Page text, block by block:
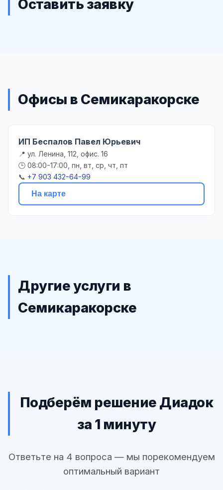
Оставить заявку
Офисы в Семикаракорске
ИП Беспалов Павел Юрьевич
📍 ул. Ленина, 112, офис. 16
🕒 08:00-17:00, пн, вт, ср, чт, пт
📞 +7 903 432-64-99
На карте
Другие услуги в
Семикаракорске
Подберём решение Диадок
за 1 минуту
Ответьте на 4 вопроса — мы порекомендуем
оптимальный вариант